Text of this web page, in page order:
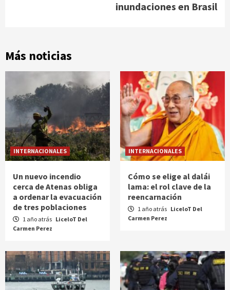
inundaciones en Brasil
Más noticias
INTERNACIONALES
Un nuevo incendio
cerca de Atenas obliga
a ordenar la evacuación
de tres poblaciones
1 año atrás LiceloT Del
Carmen Perez
INTERNACIONALES
Cómo se elige al dalái
lama: el rol clave de la
reencarnación
1 año atrás LiceloT Del
Carmen Perez